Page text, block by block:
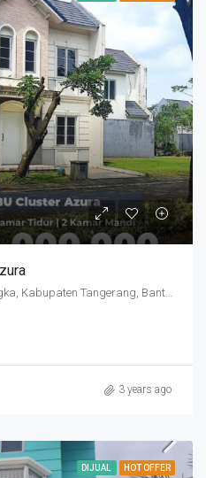
Azura House, BSD City, Cicalengka, Kabupaten Tangerang, Banten, Indonesia
3 years ago
DIJUAL HOT OFFER